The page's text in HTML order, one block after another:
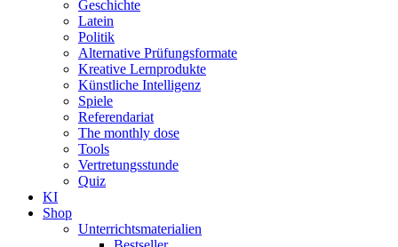
Geschichte
Latein
Politik
Alternative Prüfungsformate
Kreative Lernprodukte
Künstliche Intelligenz
Spiele
Referendariat
The monthly dose
Tools
Vertretungsstunde
Quiz
KI
Shop
Unterrichtsmaterialien